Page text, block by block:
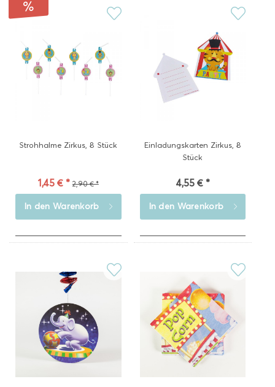
Strohhalme Zirkus, 8 Stück
1,45 € * 2,90 € *
In den Warenkorb
Einladungskarten Zirkus, 8
Stück
4,55 € *
In den Warenkorb